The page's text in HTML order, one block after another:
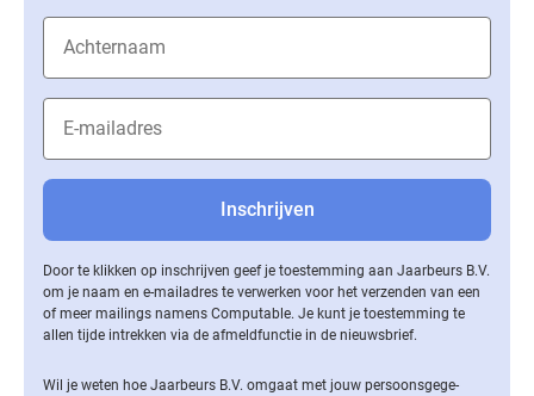
Door te klikken op inschrijven geef je toestemming aan Jaarbeurs B.V.
om je naam en e-mailadres te verwerken voor het verzenden van een
of meer mailings namens Computable. Je kunt je toestemming te
allen tijde intrekken via de af­meld­func­tie in de nieuwsbrief.
Wil je weten hoe Jaarbeurs B.V. omgaat met jouw per­soons­ge­ge­